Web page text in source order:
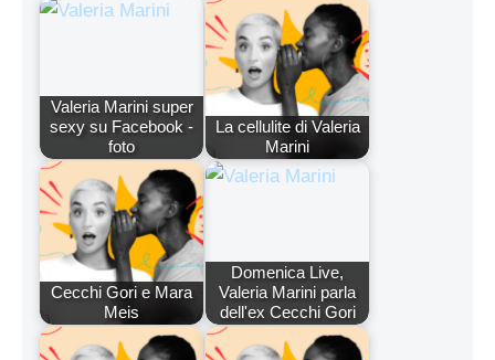
Valeria Marini super
sexy su Facebook -
foto
La cellulite di Valeria
Marini
Cecchi Gori e Mara
Meis
Domenica Live,
Valeria Marini parla
dell'ex Cecchi Gori